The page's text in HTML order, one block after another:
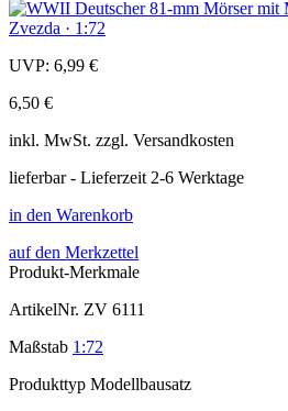
UVP: 6,99 €
6,50 €
inkl. MwSt. zzgl. Versandkosten
lieferbar - Lieferzeit 2-6 Werktage
in den Warenkorb
auf den Merkzettel
Produkt-Merkmale
ArtikelNr. ZV 6111
Maßstab 1:72
Produkttyp Modellbausatz